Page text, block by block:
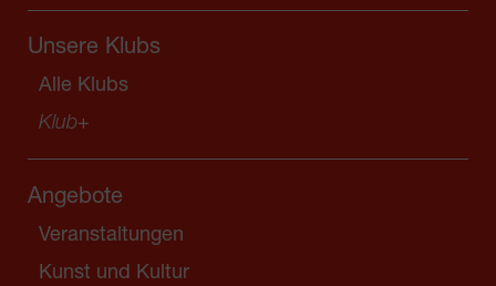
Unsere Klubs
Alle Klubs
Klub+
Angebote
Veranstaltungen
Kunst und Kultur